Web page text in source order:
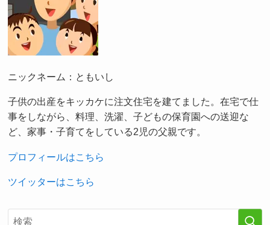
ニックネーム：ともいし
子供の出産をキッカケに注文住宅を建てました。在宅で仕
事をしながら、料理、洗濯、子どもの保育園への送迎な
ど、家事・子育てをしている2児の父親です。
プロフィールはこちら
ツイッターはこちら